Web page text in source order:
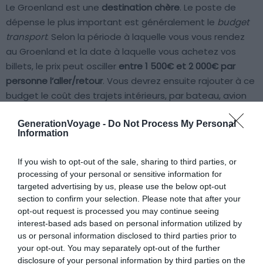
GenerationVoyage - Do Not Process My Personal
Information
If you wish to opt-out of the sale, sharing to third parties, or
processing of your personal or sensitive information for
targeted advertising by us, please use the below opt-out
section to confirm your selection. Please note that after your
opt-out request is processed you may continue seeing
interest-based ads based on personal information utilized by
us or personal information disclosed to third parties prior to
your opt-out. You may separately opt-out of the further
disclosure of your personal information by third parties on the
Le Groenland est une destination chère. Le poste de
dépense le plus important est généralement le budget
transport. Selon la période à laquelle vous vous rendez
au Groenland et la date à laquelle vous achetez vos
billets, le prix peut osciller entre 1 500€ et 2 000€ par
personne l’aller/retour. Vous devrez ensuite rajouter à ce
budget le coût des trajets intérieurs, par bateau, avion
(38h) en cabine double sur le bateau de la compagnie
Arctic Umiaq Line coûtait
billet d’avion pour le même trajet.
Le budget hébergement
Le deuxième poste de dépense est celui de
l’hébergement. Il représente environ 50% du budget sur
place, si on voyage en mode touriste, c’est-à-dire dans